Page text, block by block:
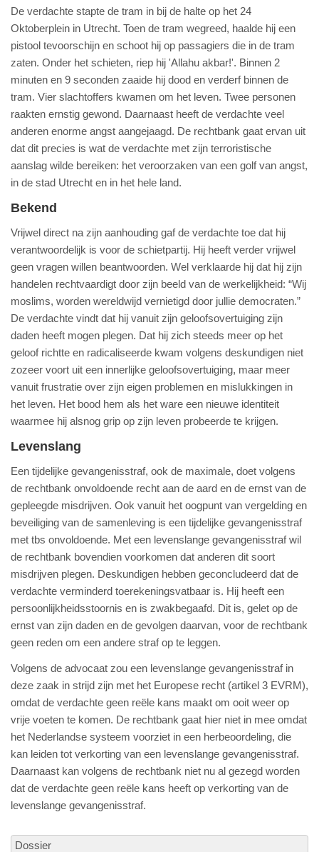
De verdachte stapte de tram in bij de halte op het 24
Oktoberplein in Utrecht. Toen de tram wegreed, haalde hij een
pistool tevoorschijn en schoot hij op passagiers die in de tram
zaten. Onder het schieten, riep hij 'Allahu akbar!'. Binnen 2
minuten en 9 seconden zaaide hij dood en verderf binnen de
tram. Vier slachtoffers kwamen om het leven. Twee personen
raakten ernstig gewond. Daarnaast heeft de verdachte veel
anderen enorme angst aangejaagd. De rechtbank gaat ervan uit
dat dit precies is wat de verdachte met zijn terroristische
aanslag wilde bereiken: het veroorzaken van een golf van angst,
in de stad Utrecht en in het hele land.
Bekend
Vrijwel direct na zijn aanhouding gaf de verdachte toe dat hij
verantwoordelijk is voor de schietpartij. Hij heeft verder vrijwel
geen vragen willen beantwoorden. Wel verklaarde hij dat hij zijn
handelen rechtvaardigt door zijn beeld van de werkelijkheid: “Wij
moslims, worden wereldwijd vernietigd door jullie democraten.”
De verdachte vindt dat hij vanuit zijn geloofsovertuiging zijn
daden heeft mogen plegen. Dat hij zich steeds meer op het
geloof richtte en radicaliseerde kwam volgens deskundigen niet
zozeer voort uit een innerlijke geloofsovertuiging, maar meer
vanuit frustratie over zijn eigen problemen en mislukkingen in
het leven. Het bood hem als het ware een nieuwe identiteit
waarmee hij alsnog grip op zijn leven probeerde te krijgen.
Levenslang
Een tijdelijke gevangenisstraf, ook de maximale, doet volgens
de rechtbank onvoldoende recht aan de aard en de ernst van de
gepleegde misdrijven. Ook vanuit het oogpunt van vergelding en
beveiliging van de samenleving is een tijdelijke gevangenisstraf
met tbs onvoldoende. Met een levenslange gevangenisstraf wil
de rechtbank bovendien voorkomen dat anderen dit soort
misdrijven plegen. Deskundigen hebben geconcludeerd dat de
verdachte verminderd toerekeningsvatbaar is. Hij heeft een
persoonlijkheidsstoornis en is zwakbegaafd. Dit is, gelet op de
ernst van zijn daden en de gevolgen daarvan, voor de rechtbank
geen reden om een andere straf op te leggen.
Volgens de advocaat zou een levenslange gevangenisstraf in
deze zaak in strijd zijn met het Europese recht (artikel 3 EVRM),
omdat de verdachte geen reële kans maakt om ooit weer op
vrije voeten te komen. De rechtbank gaat hier niet in mee omdat
het Nederlandse systeem voorziet in een herbeoordeling, die
kan leiden tot verkorting van een levenslange gevangenisstraf.
Daarnaast kan volgens de rechtbank niet nu al gezegd worden
dat de verdachte geen reële kans heeft op verkorting van de
levenslange gevangenisstraf.
Dossier